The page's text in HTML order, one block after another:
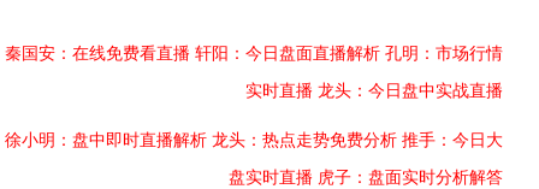
秦国安：在线免费看直播 轩阳：今日盘面直播解析 孔明：市场行情
实时直播 龙头：今日盘中实战直播
徐小明：盘中即时直播解析 龙头：热点走势免费分析 推手：今日大
盘实时直播 虎子：盘面实时分析解答